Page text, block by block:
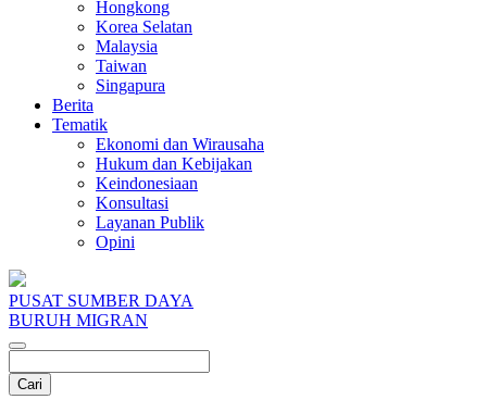
Hongkong
Korea Selatan
Malaysia
Taiwan
Singapura
Berita
Tematik
Ekonomi dan Wirausaha
Hukum dan Kebijakan
Keindonesiaan
Konsultasi
Layanan Publik
Opini
PUSAT SUMBER DAYA
BURUH MIGRAN